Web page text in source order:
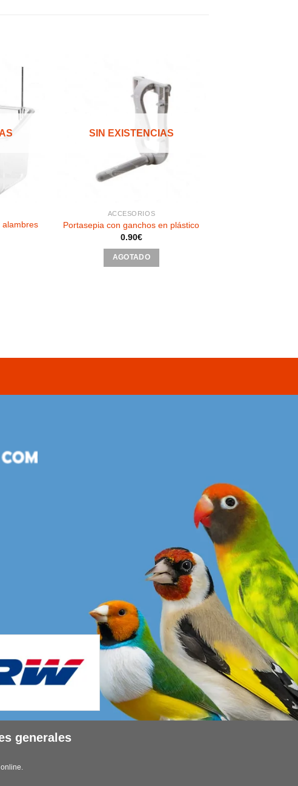
Añadir
deseos
alambres
deseos
SIN EXISTENCIAS
ACCESORIOS
Portasepia con ganchos en plástico
0.90€
AGOTADO
generales